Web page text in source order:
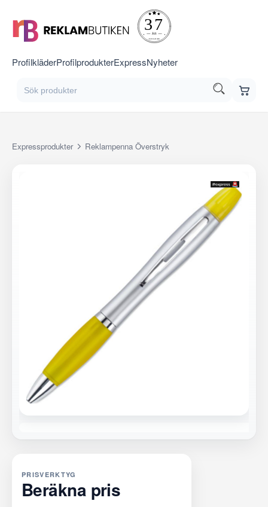
ProfilkläderProfilprodukterExpressNyheter
Expressprodukter Reklampenna Överstryk
PRISVERKTYG
Beräkna pris